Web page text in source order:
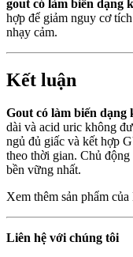
gout có làm biến dạng
hợp để giảm nguy cơ
nhạy cảm.
Kết luận
Gout có làm biến dạng
dài và acid uric không
ngủ đủ giấc và kết hợp
theo thời gian. Chủ động
bền vững nhất.
Xem thêm sản phẩm
Liên hệ với chúng tôi